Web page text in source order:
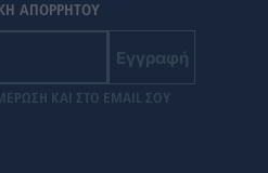
ΑΠΟΡΡΗΤΟΥ
Εγγραφή
ΚΑΙ ΣΤΟ EMAIL ΣΟΥ